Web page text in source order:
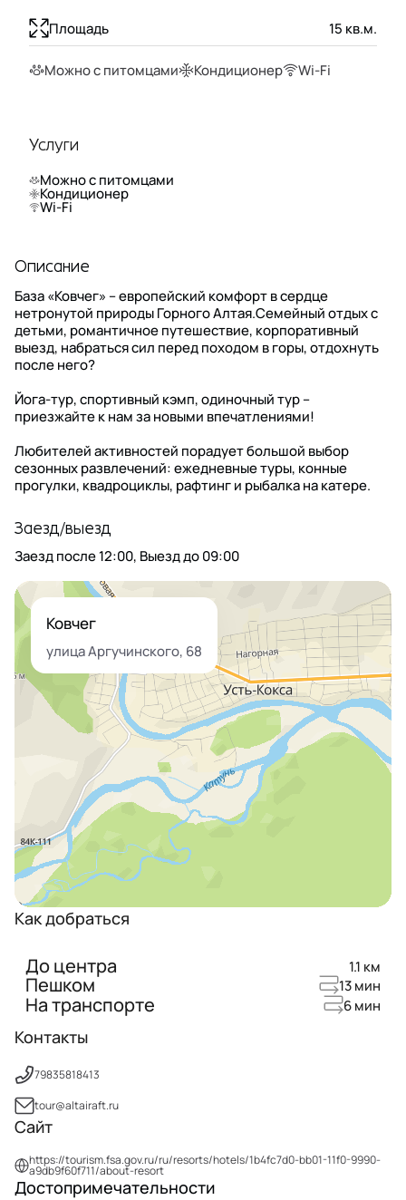
Площадь 15 кв.м.
Можно с питомцами Кондиционер Wi-Fi
Услуги
Можно с питомцами
Кондиционер
Wi-Fi
Описание
База «Ковчег» – европейский комфорт в сердце
нетронутой природы Горного Алтая.Семейный отдых с
детьми, романтичное путешествие, корпоративный
выезд, набраться сил перед походом в горы, отдохнуть
после него?
Йога-тур, спортивный кэмп, одиночный тур –
приезжайте к нам за новыми впечатлениями!
Любителей активностей порадует большой выбор
сезонных развлечений: ежедневные туры, конные
прогулки, квадроциклы, рафтинг и рыбалка на катере.
Заезд/выезд
Заезд после12:00, Выезд до09:00
Ковчег
улица Аргучинского, 68
Как добраться
До центра 1.1 км
Пешком 13 мин
На транспорте 6 мин
Контакты
79835818413
tour@altairaft.ru
Сайт
https://tourism.fsa.gov.ru/ru/resorts/hotels/1b4fc7d0-bb01-11f0-9990-
a9db9f60f711/about-resort
Достопримечательности